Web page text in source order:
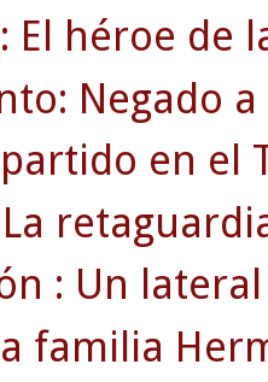
El héroe de
Negado
en el
: Un
familia